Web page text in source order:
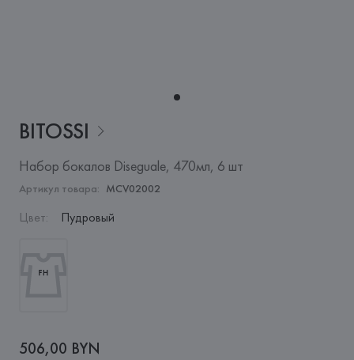
BITOSSI
Набор бокалов Diseguale, 470мл, 6 шт
Артикул товара: MCV02002
Цвет: Пудровый
506,00 BYN